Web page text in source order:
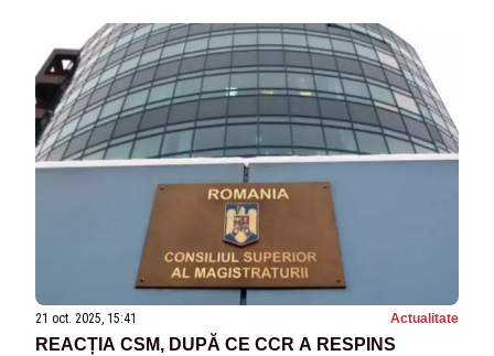
21 oct. 2025, 15:41 Actualitate
REACȚIA CSM, DUPĂ CE CCR A RESPINS